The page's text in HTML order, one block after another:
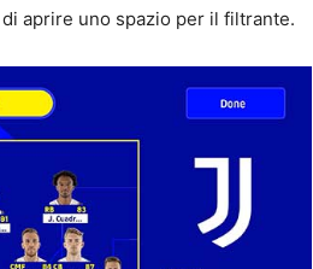
aprire uno spazio per il filtrante.